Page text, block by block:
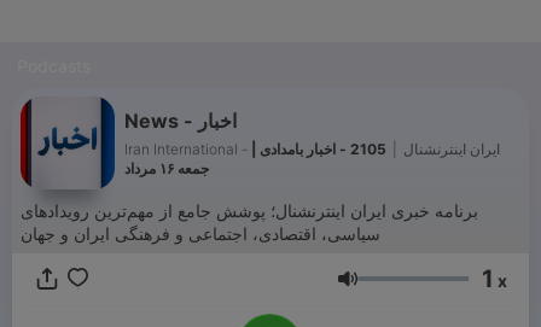
News - اخبار
Iran International - ایران اینترنشنال
2105 - اخبار بامدادی |
جمعه ۱۶ مرداد
برنامه خبری ایران اینترنشنال؛ پوشش جامع از مهم‌ترین رویدادهای
سیاسی، اقتصادی، اجتماعی و فرهنگی ایران و جهان
Volume 1 x